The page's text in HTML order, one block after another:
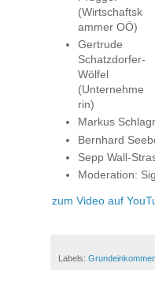
(Wirtschaftsk
ammer OÖ)
Gertrude
Schatzdorfer-
Wölfel
(Unternehme
rin)
Markus
Bernhard
Sepp Wall-
Moderation:
zum Video auf
Labels: